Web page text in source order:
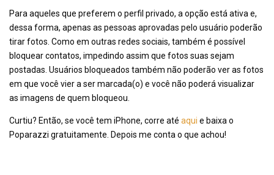
Para aqueles que preferem o perfil privado, a opção está ativa e,
dessa forma, apenas as pessoas aprovadas pelo usuário poderão
tirar fotos. Como em outras redes sociais, também é possível
bloquear contatos, impedindo assim que fotos suas sejam
postadas. Usuários bloqueados também não poderão ver as fotos
em que você vier a ser marcada(o) e você não poderá visualizar
as imagens de quem bloqueou.
Curtiu? Então, se você tem iPhone, corre até aqui e baixa o
Poparazzi gratuitamente. Depois me conta o que achou!